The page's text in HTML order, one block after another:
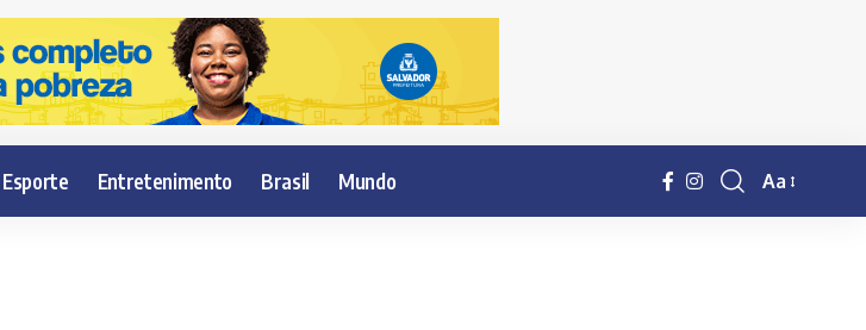
Esporte Entretenimento Brasil Mundo
Resisor
Aa